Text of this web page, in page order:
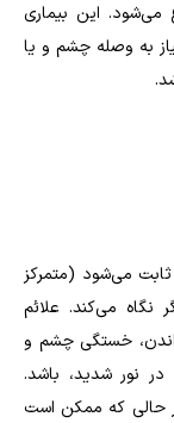
می‌شود. این بیماری
به وصله چشم و یا
می‌شود (متمرکز
می‌کند. علائم
خستگی چشم و
نور شدید، باشد.
حالی که ممکن است